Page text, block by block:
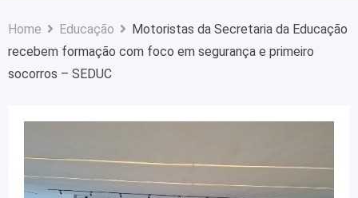
Home Educação
Motoristas da Secretaria da Educação
recebem formação com foco em segurança e primeiro
socorros – SEDUC